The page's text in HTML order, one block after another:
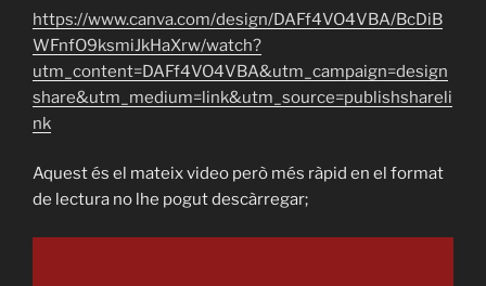
https://www.canva.com/design/DAFf4VO4VBA/BcDiB
WFnfO9ksmiJkHaXrw/watch?
utm_content=DAFf4VO4VBA&utm_campaign=design
share&utm_medium=link&utm_source=publishshareli
nk
Aquest és el mateix video però més ràpid en el format
de lectura no lhe pogut descàrregar;